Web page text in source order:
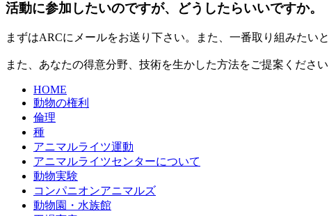
活動に参加したいのですが、どうしたらいいですか。
まずはARCにメールをお送り下さい。また、一番取り組みたい
また、あなたの得意分野、技術を生かした方法をご提案くださ
HOME
動物の権利
倫理
種
アニマルライツ運動
アニマルライツセンターについて
動物実験
コンパニオンアニマルズ
動物園・水族館